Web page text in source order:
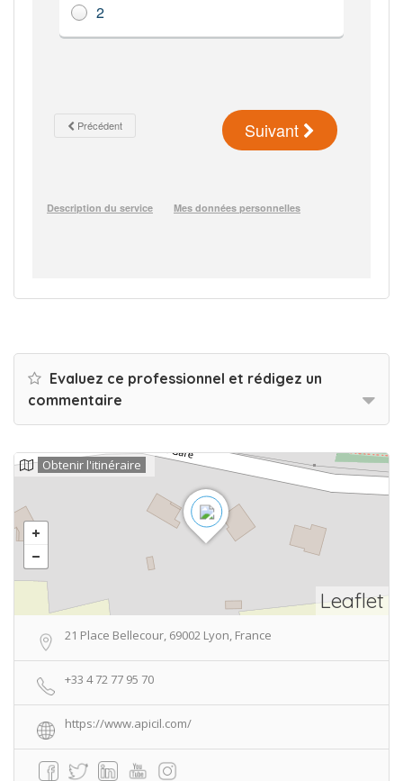
Evaluez ce professionnel et rédigez un
commentaire
Leaflet
Obtenir l'itinéraire
21 Place Bellecour, 69002 Lyon, France
+33 4 72 77 95 70
https://www.apicil.com/